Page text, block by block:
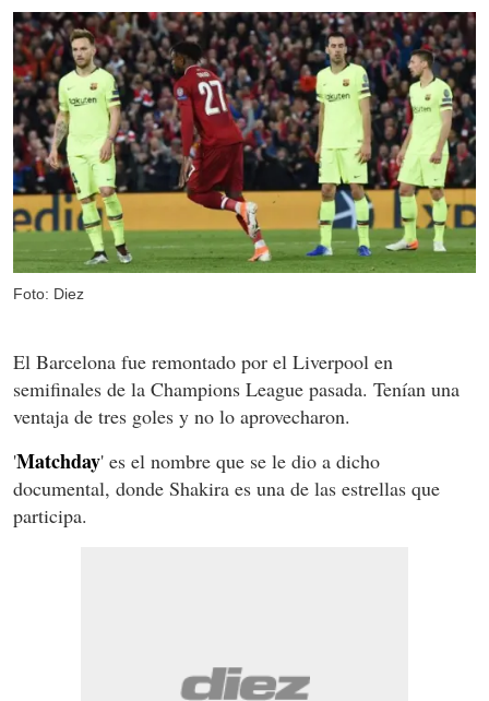
Foto: Diez
El Barcelona fue remontado por el Liverpool en
semifinales de la Champions League pasada. Tenían una
ventaja de tres goles y no lo aprovecharon.
'Matchday' es el nombre que se le dio a dicho
documental, donde Shakira es una de las estrellas que
participa.